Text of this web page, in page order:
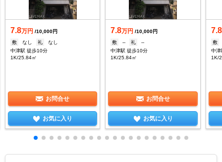
7.8万円 /10,000円
敷
なし 礼
なし
中津駅 徒歩10分
1K/25.84㎡
お問合せ
お気に入り
7.8万円 /10,000円
敷
-- 礼
--
中津駅 徒歩10分
1K/25.84㎡
お問合せ
お気に入り
7.8
敷
中
1K/